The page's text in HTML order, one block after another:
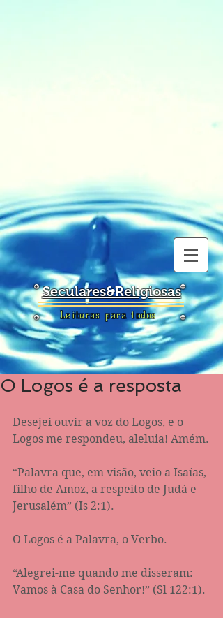
Seculares&Religiosas
Leituras para todos
O Logos é a resposta
Desejei ouvir a voz do Logos, e o
Logos me respondeu, aleluia! Amém.
“Palavra que, em visão, veio a Isaías,
filho de Amoz, a respeito de Judá e
Jerusalém” (Is‬ ‭2:1‬).
O Logos é a Palavra, o Verbo.
“Alegrei-me quando me disseram:
Vamos à Casa do Senhor!” (Sl 122:1).‬ ‭